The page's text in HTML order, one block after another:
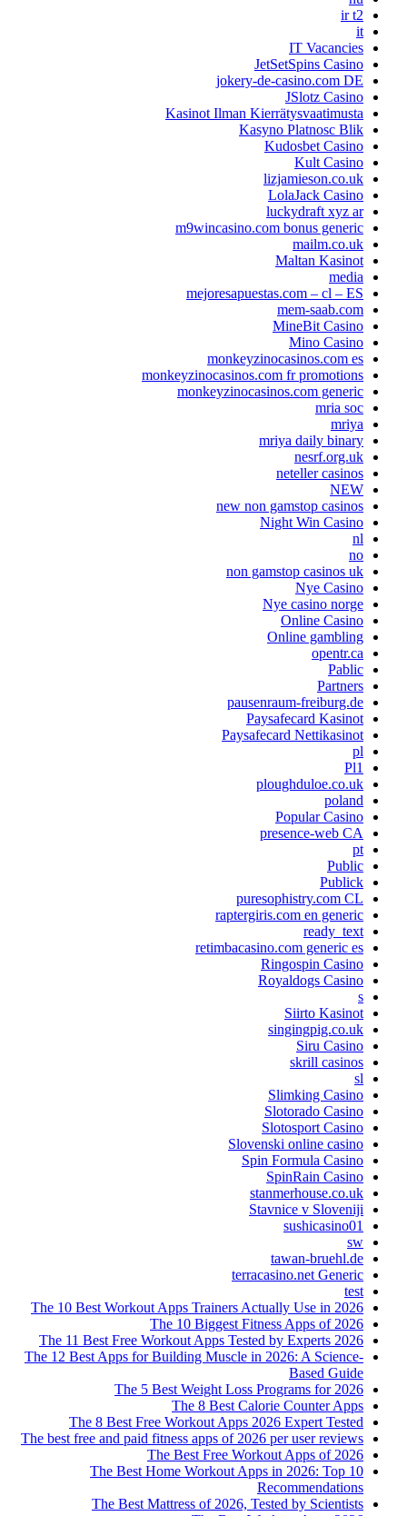
ir t2
it
IT Vacancies
JetSetSpins Casino
jokery-de-casino.com DE
JSlotz Casino
Kasinot Ilman Kierrätysvaatimusta
Kasyno Platnosc Blik
Kudosbet Casino
Kult Casino
lizjamieson.co.uk
LolaJack Casino
luckydraft xyz ar
m9wincasino.com bonus generic
mailm.co.uk
Maltan Kasinot
media
mejoresapuestas.com – cl – ES
mem-saab.com
MineBit Casino
Mino Casino
monkeyzinocasinos.com es
monkeyzinocasinos.com fr promotions
monkeyzinocasinos.com generic
mria soc
mriya
mriya daily binary
nesrf.org.uk
neteller casinos
NEW
new non gamstop casinos
Night Win Casino
nl
no
non gamstop casinos uk
Nye Casino
Nye casino norge
Online Casino
Online gambling
opentr.ca
Pablic
Partners
pausenraum-freiburg.de
Paysafecard Kasinot
Paysafecard Nettikasinot
pl
Pl1
ploughduloe.co.uk
poland
Popular Casino
presence-web CA
pt
Public
Publick
puresophistry.com CL
raptergiris.com en generic
ready_text
retimbacasino.com generic es
Ringospin Casino
Royaldogs Casino
s
Siirto Kasinot
singingpig.co.uk
Siru Casino
skrill casinos
sl
Slimking Casino
Slotorado Casino
Slotosport Casino
Slovenski online casino
Spin Formula Casino
SpinRain Casino
stanmerhouse.co.uk
Stavnice v Sloveniji
sushicasino01
sw
tawan-bruehl.de
terracasino.net Generic
test
The 10 Best Workout Apps Trainers Actually Use in 2026
The 10 Biggest Fitness Apps of 2026
The 11 Best Free Workout Apps Tested by Experts 2026
The 12 Best Apps for Building Muscle in 2026: A Science-
Based Guide
The 5 Best Weight Loss Programs for 2026
The 8 Best Calorie Counter Apps
The 8 Best Free Workout Apps 2026 Expert Tested
The best free and paid fitness apps of 2026 per user reviews
The Best Free Workout Apps of 2026
The Best Home Workout Apps in 2026: Top 10
Recommendations
The Best Mattress of 2026, Tested by Scientists